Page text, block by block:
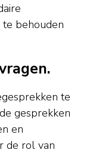
behouden
te
gesprekken
en
de rol van